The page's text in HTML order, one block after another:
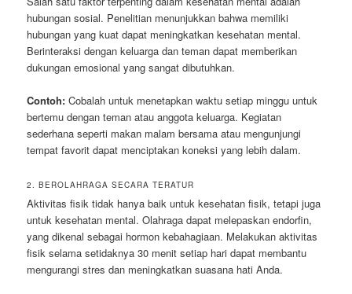
hubungan sosial. Penelitian menunjukkan bahwa memiliki
hubungan yang kuat dapat meningkatkan kesehatan mental.
Berinteraksi dengan keluarga dan teman dapat memberikan
dukungan emosional yang sangat dibutuhkan.
Contoh: Cobalah untuk menetapkan waktu setiap minggu untuk
bertemu dengan teman atau anggota keluarga. Kegiatan
sederhana seperti makan malam bersama atau mengunjungi
tempat favorit dapat menciptakan koneksi yang lebih dalam.
2. BEROLAHRAGA SECARA TERATUR
Aktivitas fisik tidak hanya baik untuk kesehatan fisik, tetapi juga
untuk kesehatan mental. Olahraga dapat melepaskan endorfin,
yang dikenal sebagai hormon kebahagiaan. Melakukan aktivitas
fisik selama setidaknya 30 menit setiap hari dapat membantu
mengurangi stres dan meningkatkan suasana hati Anda.